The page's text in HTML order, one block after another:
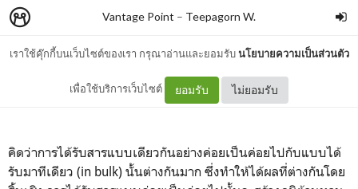
เราใช้คุ๊กกี้บนเว็บไซต์ของเรา กรุณาอ่านและยอมรับนโยบายความเป็นส่วนตัว
เพื่อใช้บริการเว็บไซต์ ยอมรับ ไม่ยอมรับ
Vantage Point – Teepagorn W.
On Delivering Content
คิดว่าการได้รับสารแบบเดียวกันอย่างค่อยเป็นค่อยไปกับแบบได้
รับมาทีเดียว (in bulk) นั้นต่างกันมาก ซึ่งทำให้ได้ผลที่ต่างกันโดย